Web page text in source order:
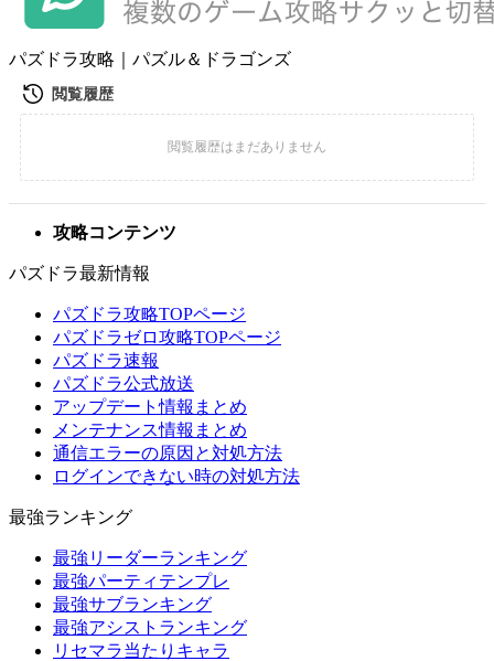
パズドラ攻略｜パズル＆ドラゴンズ
攻略コンテンツ
パズドラ最新情報
パズドラ攻略TOPページ
パズドラゼロ攻略TOPページ
パズドラ速報
パズドラ公式放送
アップデート情報まとめ
メンテナンス情報まとめ
通信エラーの原因と対処方法
ログインできない時の対処方法
最強ランキング
最強リーダーランキング
最強パーティテンプレ
最強サブランキング
最強アシストランキング
リセマラ当たりキャラ